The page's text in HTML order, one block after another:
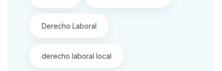
Derecho Laboral
derecho laboral local